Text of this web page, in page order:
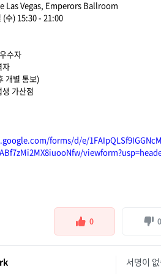
Vegas, Emperors Ballroom
(수) 15:30 - 21:00
수자
자
개별 통보)
가산점
forms/d/e/
0 0
서명이